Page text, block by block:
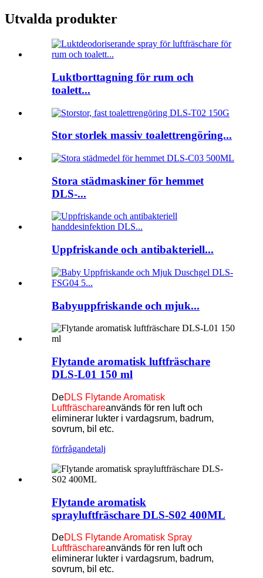
Utvalda produkter
Luktborttagning för rum och
toalett...
Stor storlek massiv toalettrengöring...
Stora städmaskiner för hemmet
DLS-...
Uppfriskande och antibakteriell...
Babyuppfriskande och mjuk...
Flytande aromatisk luftfräschare
DLS-L01 150 ml
DeDLS Flytande Aromatisk
Luftfräschareanvänds för ren luft och
eliminerar lukter i vardagsrum, badrum,
sovrum, bil etc.
förfrågandetalj
Flytande aromatisk
sprayluftfräschare DLS-S02 400ML
DeDLS Flytande Aromatisk Spray
Luftfräschareanvänds för ren luft och
eliminerar lukter i vardagsrum, badrum,
sovrum, bil etc.